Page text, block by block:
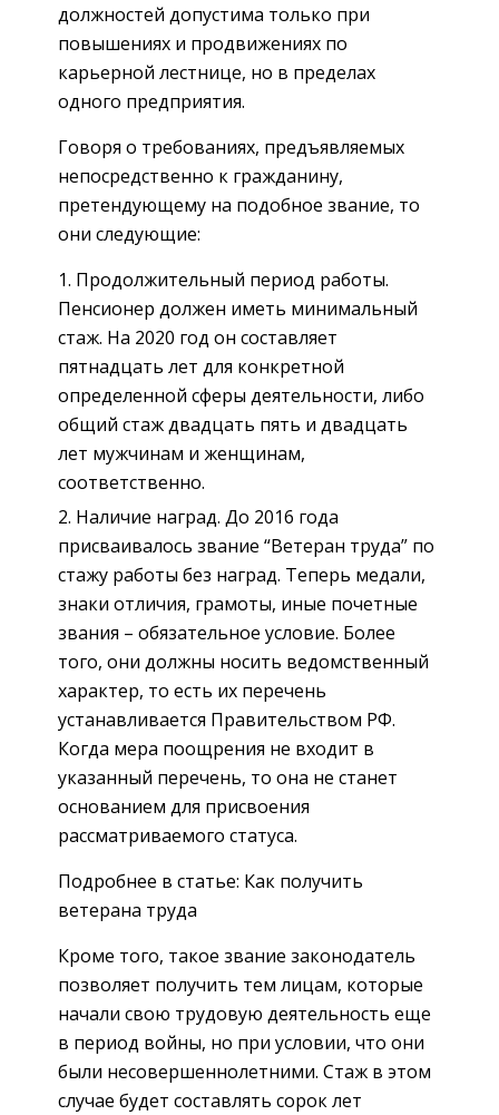
должностей допустима только при
повышениях и продвижениях по
карьерной лестнице, но в пределах
одного предприятия.
Говоря о требованиях, предъявляемых
непосредственно к гражданину,
претендующему на подобное звание, то
они следующие:
Продолжительный период работы.
Пенсионер должен иметь минимальный
стаж. На 2020 год он составляет
пятнадцать лет для конкретной
определенной сферы деятельности, либо
общий стаж двадцать пять и двадцать
лет мужчинам и женщинам,
соответственно.
Наличие наград. До 2016 года
присваивалось звание “Ветеран труда” по
стажу работы без наград. Теперь медали,
знаки отличия, грамоты, иные почетные
звания – обязательное условие. Более
того, они должны носить ведомственный
характер, то есть их перечень
устанавливается Правительством РФ.
Когда мера поощрения не входит в
указанный перечень, то она не станет
основанием для присвоения
рассматриваемого статуса.
Подробнее в статье: Как получить
ветерана труда
Кроме того, такое звание законодатель
позволяет получить тем лицам, которые
начали свою трудовую деятельность еще
в период войны, но при условии, что они
были несовершеннолетними. Стаж в этом
случае будет составлять сорок лет